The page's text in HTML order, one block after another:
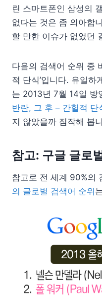
린 스마트폰인 삼성의
없다는 것은 좀 의아합
할 만한 이슈가 없었던
다음의 검색어 순위 중
적 단식’입니다. 유일하
는 2013년 7월 14일 방
반란, 그 후 – 간헐적 단
지 않았을까 짐작해 봅
참고: 구글 글로
참고로 전 세계 90%의
의 글로벌 검색어 순위